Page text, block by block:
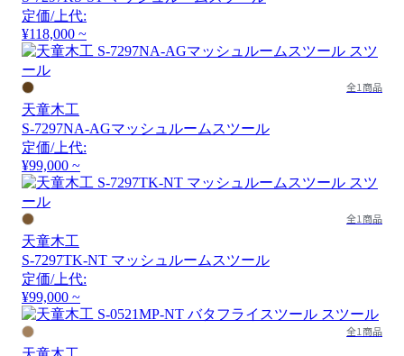
定価/上代:
¥118,000 ~
全1商品
天童木工
S-7297NA-AGマッシュルームスツール
定価/上代:
¥99,000 ~
全1商品
天童木工
S-7297TK-NT マッシュルームスツール
定価/上代:
¥99,000 ~
全1商品